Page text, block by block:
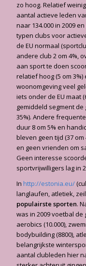
zo hoog. Relatief
aantal actieve leden
naar 134.000 in 2009
typen clubs voor
de EU normaal
andere club 2 om 4%,
aan sport te doen
relatief hoog (5 om
woonomgeving veel
iets onder de EU maat
gemiddeld segment
35%). Andere
duur 8 om 5% en
bleven geen tijd (37 om
en geen vrienden om
Geen interesse
sportvrijwilligers lag in
In http://estonia.eu/
langlaufen, atletiek,
populairste sporten.
was in 2009 voetbal de
aerobics (10.000),
bodybuilding (8800),
belangrijkste
aantal clubleden hier